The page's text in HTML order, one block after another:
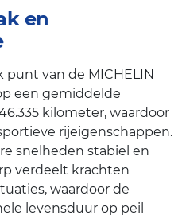
en
punt van de MICHELIN
een gemiddelde
kilometer, waardoor
rijeigenschappen.
snelheden stabiel en
verdeelt krachten
waardoor de
levensduur op peil